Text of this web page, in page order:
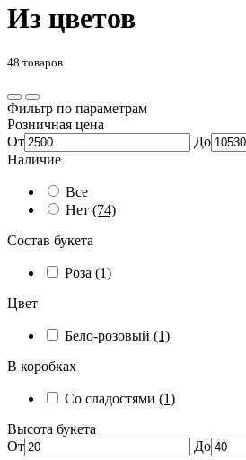
Из цветов
48 товаров
Фильтр по параметрам
Розничная цена
От
До
Наличие
Все
Нет (74)
Состав букета
Роза (1)
Цвет
Бело-розовый (1)
В коробках
Со сладостями (1)
Высота букета
От
До